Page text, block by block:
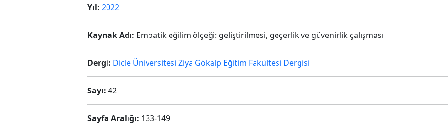
Yıl: 2022
Kaynak Adı: Empatik eğilim ölçeği: geliştirilmesi, geçerlik ve güvenirlik çalışması
Dergi: Dicle Üniversitesi Ziya Gökalp Eğitim Fakültesi Dergisi
Sayı: 42
Sayfa Aralığı: 133-149